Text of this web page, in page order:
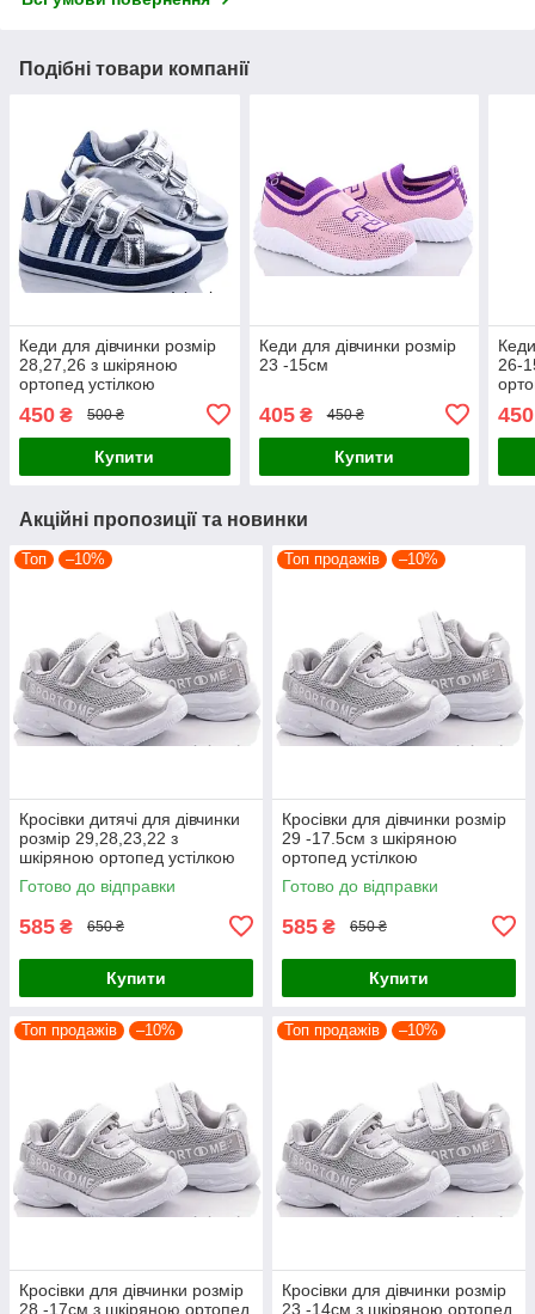
Подібні товари компанії
Кеди для дівчинки розмір
28,27,26 з шкіряною
ортопед устілкою
450 ₴ 500 ₴
Купити
Кеди для дівчинки розмір
23 -15см
405₴ 450 ₴
Купити
26-
450
Акційні пропозиції та новинки
Топ –10%
Кросівки дитячі для дівчинки
розмір 29,28,23,22 з
шкіряною ортопед устілкою
Готово до відправки
585 ₴ 650 ₴
Купити
Топ продажів –10%
Кросівки для дівчинки розмір
29 -17.5см з шкіряною
ортопед устілкою
Готово до відправки
585 ₴ 650 ₴
Купити
Топ продажів –10%
Кросівки для дівчинки розмір
28 -17см з шкіряною ортопед
Топ продажів –10%
Кросівки для дівчинки розмір
23 -14см з шкіряною ортопед